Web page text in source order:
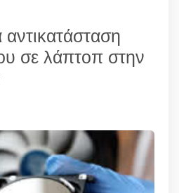
σε λάπτοπ στην